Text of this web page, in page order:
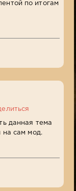
по итогам
данная тема
на сам мод.